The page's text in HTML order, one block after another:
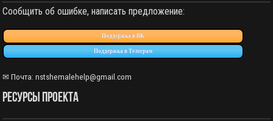
Сообщить об ошибке, написать предложение:
Поддержка в ВК
Поддержка в Телеграм
✉ Почта: nstshemalehelp@gmail.com
РЕСУРСЫ ПРОЕКТА